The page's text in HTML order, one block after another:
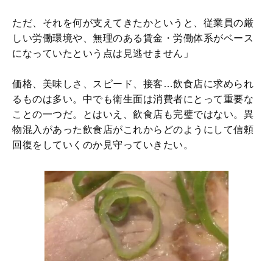
ただ、それを何が支えてきたかというと、従業員の厳
しい労働環境や、無理のある賃金・労働体系がベース
になっていたという点は見逃せません」
価格、美味しさ、スピード、接客…飲食店に求められ
るものは多い。中でも衛生面は消費者にとって重要な
ことの一つだ。とはいえ、飲食店も完璧ではない。異
物混入があった飲食店がこれからどのようにして信頼
回復をしていくのか見守っていきたい。